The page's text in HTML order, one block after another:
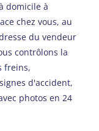
domicile à
chez vous, au
du vendeur
contrôlons la
freins,
d'accident,
photos en 24